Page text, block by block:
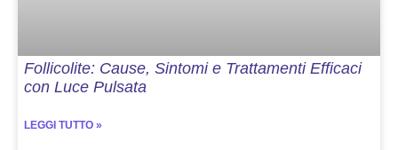
Follicolite: Cause, Sintomi e Trattamenti Efficaci
con Luce Pulsata
LEGGI TUTTO »